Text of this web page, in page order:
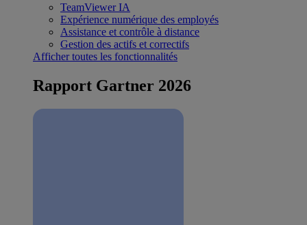
TeamViewer IA
Expérience numérique des employés
Assistance et contrôle à distance
Gestion des actifs et correctifs
Afficher toutes les fonctionnalités
Rapport Gartner 2026